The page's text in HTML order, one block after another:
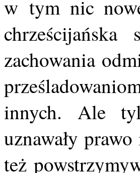
w tym nic
zachowania
innych. Ale
uznawały
też